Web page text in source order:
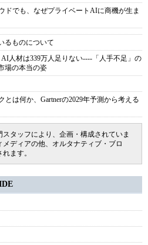
ドでも、なぜプライベートAIに商機が生ま
るものについて
人材は339万人足りない----「人手不足」の
場の本当の姿
は何か、Gartnerの2029年予測から考える
タッフにより、企画・構成されていま
ディアの他、オルタナティブ・ブロ
ます。